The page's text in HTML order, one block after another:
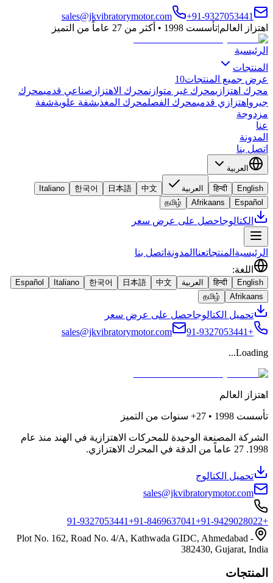
sales@jkvibratorymotor.com
+91-9327053441
اهتزاز العالم|تأسست 1998 • أكثر من 27 عاماً من التميز
الرئيسية
المنتجات
عرض جميع المنتجات10
محرك اهتزازيمحرك غير متوازنمحرك الاهتزاز صناعي قدميمحرك
جيرو اهتزازي قدميمحرك الفصلمحرك المغذيشفة علويةشفة
مزدوجة
عنا
المدونة
اتصل بنا
العربية
English
हिन्दी العربية 中文
日本語
한국어
Italiano
Español
Afrikaans
தமிழ்
الكتالوجاحصل على عرض سعر
الرئيسية المنتجاتعنا المدونة اتصل بنا
اللغة:
English
हिन्दी العربية 中文
日本語
한국어
Italiano
Español
Afrikaans
தமிழ்
تحميل الكتالوجاحصل على عرض سعر
+91-9327053441
sales@jkvibratorymotor.com
Loading...
اهتزاز العالم
تأسست سنوات من التميز
الشركة المصنعة الوحيدة للمحركات الاهتزازية في الهند منذ عام
1998. 27 عاماً من الدقة في المحرك الاهتزازي.
تحميل الكتالوج
sales@jkvibratorymotor.com
+91-9327053441
+91-8469637041+91-9429028022
Plot No. 162, Road No. 4/A, Kathwada GIDC, Ahmedabad -
382430, Gujarat, India
المنتجات